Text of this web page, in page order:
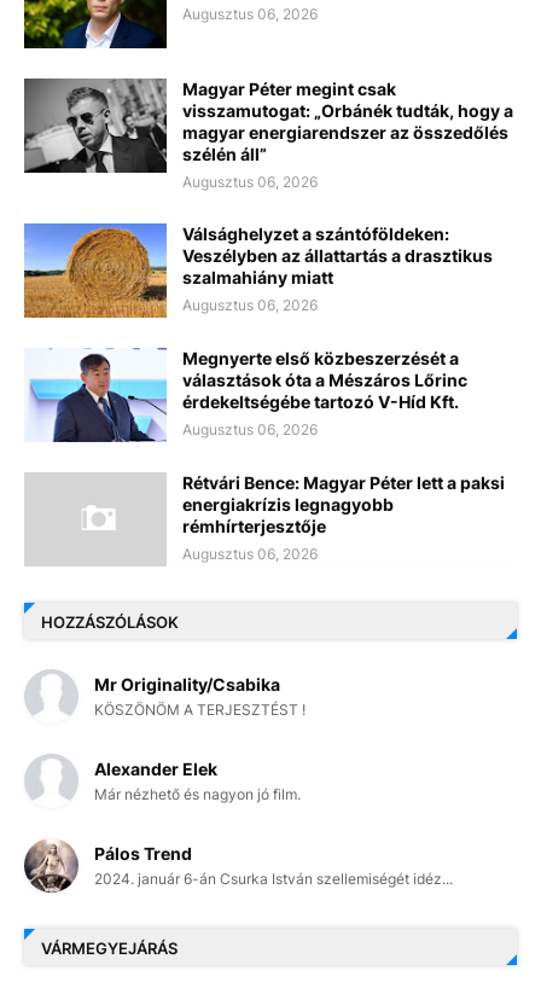
Augusztus 06, 2026
Magyar Péter megint csak
visszamutogat: „Orbánék tudták, hogy a
magyar energiarendszer az összedőlés
szélén áll”
Augusztus 06, 2026
Válsághelyzet a szántóföldeken:
Veszélyben az állattartás a drasztikus
szalmahiány miatt
Augusztus 06, 2026
Megnyerte első közbeszerzését a
választások óta a Mészáros Lőrinc
érdekeltségébe tartozó V-Híd Kft.
Augusztus 06, 2026
Rétvári Bence: Magyar Péter lett a paksi
energiakrízis legnagyobb
rémhírterjesztője
Augusztus 06, 2026
HOZZÁSZÓLÁSOK
Mr Originality/Csabika
KÖSZÖNÖM A TERJESZTÉST !
Alexander Elek
Már nézhető és nagyon jó film.
Pálos Trend
2024. január 6-án Csurka István szellemiségét idéz...
VÁRMEGYEJÁRÁS